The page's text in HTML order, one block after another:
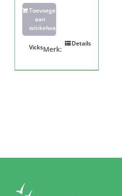
Toevoegen
aan
winkelwagen
Details
Merk:
Vicks